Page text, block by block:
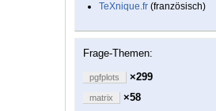
TeXnique.fr (französisch)
Frage-Themen:
pgfplots ×299
matrix ×58